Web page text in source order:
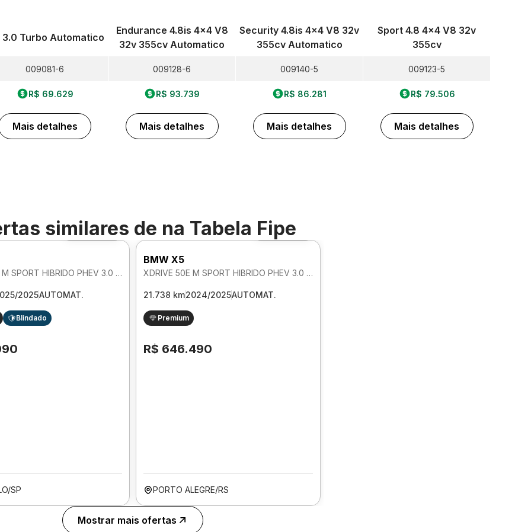
3.0 Turbo Automatico
009081-6
R$ 69.629
Mais detalhes
Endurance 4.8is 4x4 V8
32v 355cv Automatico
009128-6
R$ 93.739
Mais detalhes
Security 4.8is 4x4 V8 32v
355cv Automatico
009140-5
R$ 86.281
Mais detalhes
Sport 4.8 4x4 V8 32v
355cv
009123-5
R$ 79.506
Mais detalhes
similares de na Tabela Fipe
Foto 360º
XDRIVE 50E M SPORT HIBRIDO PHEV 3.0 AUTOMATICO
2025AUTOMAT.
Blindado
SP
Foto 360º
BMW X5
XDRIVE 50E M SPORT HIBRIDO PHEV 3.0 AUTOMATICO
21.738 km2024/2025AUTOMAT.
Premium
R$ 646.490
PORTO ALEGRE/RS
Mostrar mais ofertas